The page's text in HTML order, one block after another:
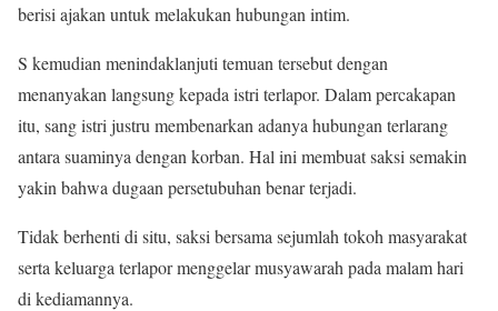
berisi ajakan untuk melakukan hubungan intim.
S kemudian menindaklanjuti temuan tersebut dengan
menanyakan langsung kepada istri terlapor. Dalam percakapan
itu, sang istri justru membenarkan adanya hubungan terlarang
antara suaminya dengan korban. Hal ini membuat saksi semakin
yakin bahwa dugaan persetubuhan benar terjadi.
Tidak berhenti di situ, saksi bersama sejumlah tokoh masyarakat
serta keluarga terlapor menggelar musyawarah pada malam hari
di kediamannya.